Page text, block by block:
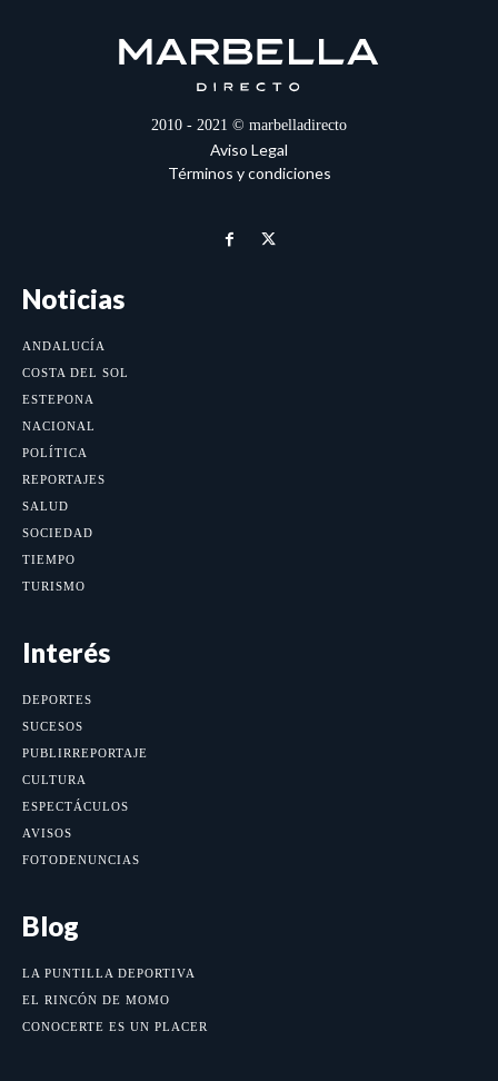
2010 - 2021 © marbelladirecto
Aviso Legal
Términos y condiciones
Noticias
ANDALUCÍA
COSTA DEL SOL
ESTEPONA
NACIONAL
POLÍTICA
REPORTAJES
SALUD
SOCIEDAD
TIEMPO
TURISMO
Interés
DEPORTES
SUCESOS
PUBLIRREPORTAJE
CULTURA
ESPECTÁCULOS
AVISOS
FOTODENUNCIAS
Blog
LA PUNTILLA DEPORTIVA
EL RINCÓN DE MOMO
CONOCERTE ES UN PLACER